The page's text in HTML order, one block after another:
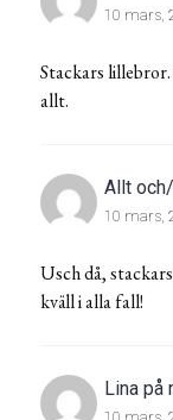
10 mars,
Stackars
allt.
Allt
10 mars,
Usch då,
kväll i alla fall!
Lina på